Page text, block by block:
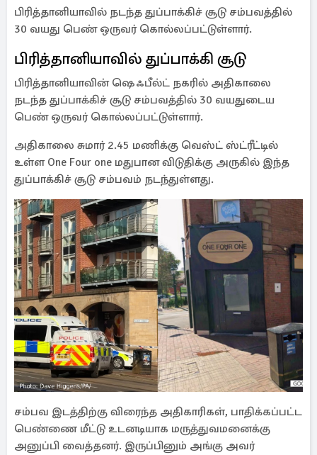
பிரித்தானியாவில் நடந்த துப்பாக்கிச் சூடு சம்பவத்தில்
30 வயது பெண் ஒருவர் கொல்லப்பட்டுள்ளார்.
பிரித்தானியாவில் துப்பாக்கி சூடு
பிரித்தானியாவின் ஷெஃபீல்ட் நகரில் அதிகாலை
நடந்த துப்பாக்கிச் சூடு சம்பவத்தில் 30 வயதுடைய
பெண் ஒருவர் கொல்லப்பட்டுள்ளார்.
அதிகாலை சுமார் 2.45 மணிக்கு வெஸ்ட் ஸ்ட்ரீட்டில்
உள்ள One Four one மதுபான விடுதிக்கு அருகில் இந்த
துப்பாக்கிச் சூடு சம்பவம் நடந்துள்ளது.
சம்பவ இடத்திற்கு விரைந்த அதிகாரிகள், பாதிக்கப்பட்ட
பெண்ணை மீட்டு உடனடியாக மருத்துவமனைக்கு
அனுப்பி வைத்தனர். இருப்பினும் அங்கு அவர்